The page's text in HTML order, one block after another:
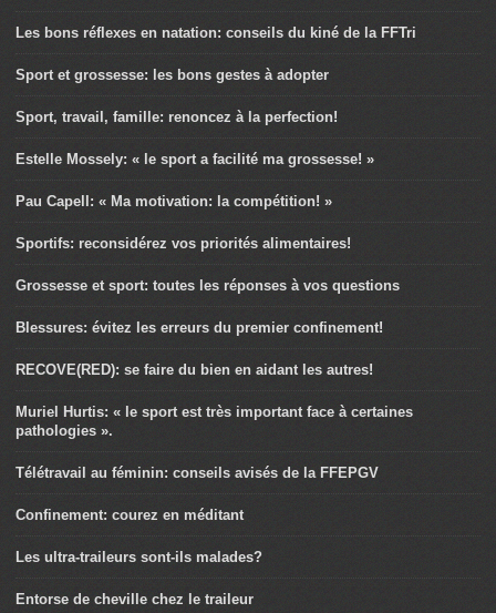
Les bons réflexes en natation: conseils du kiné de la FFTri
Sport et grossesse: les bons gestes à adopter
Sport, travail, famille: renoncez à la perfection!
Estelle Mossely: « le sport a facilité ma grossesse! »
Pau Capell: « Ma motivation: la compétition! »
Sportifs: reconsidérez vos priorités alimentaires!
Grossesse et sport: toutes les réponses à vos questions
Blessures: évitez les erreurs du premier confinement!
RECOVE(RED): se faire du bien en aidant les autres!
Muriel Hurtis: « le sport est très important face à certaines
pathologies ».
Télétravail au féminin: conseils avisés de la FFEPGV
Confinement: courez en méditant
Les ultra-traileurs sont-ils malades?
Entorse de cheville chez le traileur